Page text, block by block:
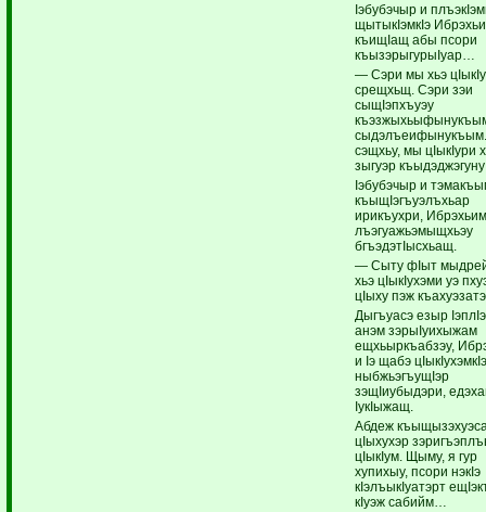
Iэбубэчыр и
щытыкIэмкIэ
къищIащ абы псори
къызэрыгурыIуар…
— Сэри мы хьэ
срещхьщ. Сэри зэи
сыщIэпхъуэу
сэщхьу, мы цIыкIури
зыгуэр
Iэбубэчыр и
къыщIэгъуэлъхьар
ирикъухри,
лъэгуажьэмыщхьэу
бгъэдэтIысхьащ.
— Сыту фIыт
хьэ цIыкIухэми уэ
цIыху пэж
Дыгъуасэ езыр
анэм зэрыIуихыжам
ещхьыркъабзэу,
и Iэ щабэ
ныбжьэгъущIэр
зэщIиубыдэри,
IукIыжащ.
Абдеж
цIыхухэр
цIыкIум. Щыму, я гур
хупихыу, псори нэкIэ
кIэлъыкIуатэрт
кIуэж сабийм…